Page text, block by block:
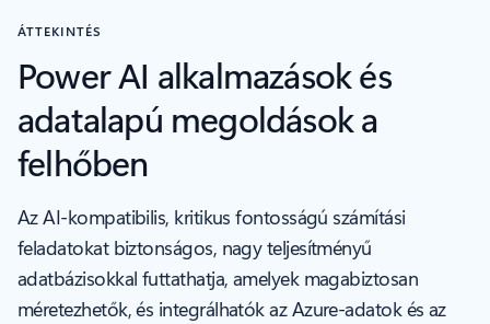
ÁTTEKINTÉS
Power AI alkalmazások és
adatalapú megoldások a
felhőben
Az AI-kompatibilis, kritikus fontosságú számítási
feladatokat biztonságos, nagy teljesítményű
adatbázisokkal futtathatja, amelyek magabiztosan
méretezhetők, és integrálhatók az Azure-adatok és az